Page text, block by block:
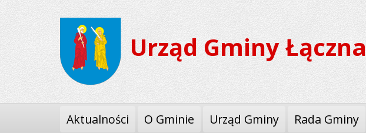
Przejdź
do
menu
Przejdź
do
treści
Urząd Gminy Łączna
Aktualności O Gminie Urząd Gminy Rada Gminy